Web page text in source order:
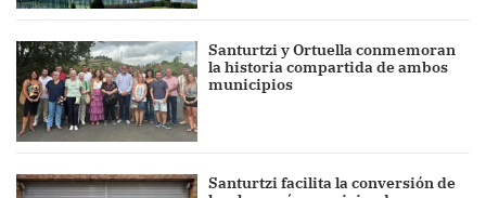
Santurtzi y Ortuella conmemoran
la historia compartida de ambos
municipios
Santurtzi facilita la conversión de